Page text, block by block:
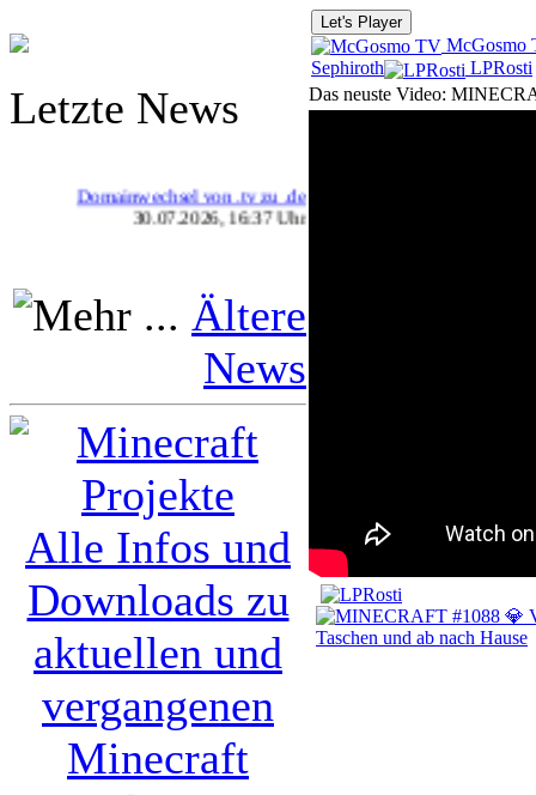
Let's Player
McGosmo
Sephiroth
LPRosti
Letzte News
Domainwechsel von .tv zu .de
30.07.2026, 16:37 Uhr
Ältere
News
Alle Infos und
Downloads zu
aktuellen und
vergangenen
Minecraft
Das neuste Video: